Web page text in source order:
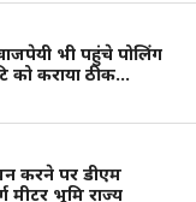
वाजपेयी भी पहुंचे पोलिंग
को कराया ठीक…
करने पर डीएम
मीटर भूमि राज्य